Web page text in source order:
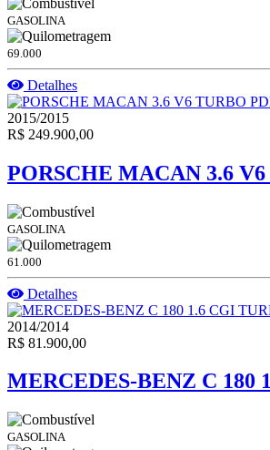
GASOLINA
69.000
Detalhes
2015/2015
R$ 249.900,00
PORSCHE MACAN 3.6
GASOLINA
61.000
Detalhes
2014/2014
R$ 81.900,00
MERCEDES-BENZ C 180
GASOLINA